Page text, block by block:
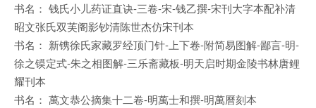
书名： 钱氏小儿药证直诀-三卷-宋-钱乙撰-宋刊大字本配补清
昭文张氏双芙阁影钞清陈世杰仿宋刊本
书名： 新镌徐氏家藏罗经顶门针-上下卷-附简易图解-鄙言-明-
徐之镆定式-朱之相图解-三乐斋藏板-明天启时期金陵书林唐鲤
耀刊本
书名： 萬文恭公摘集十二卷-明萬士和撰-明萬曆刻本